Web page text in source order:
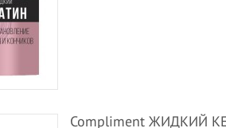
Compliment ЖИДКИЙ